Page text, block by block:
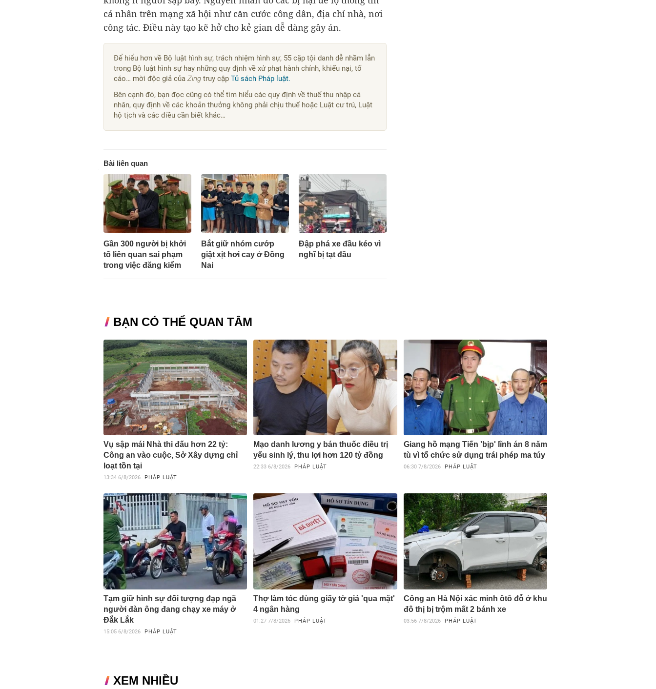
cá nhân trên mạng xã hội như căn cước công dân, địa chỉ nhà, nơi
công tác. Điều này tạo kẽ hở cho kẻ gian dễ dàng gây án.
Để hiểu hơn về Bộ luật hình sự, trách nhiệm hình sự, 55 cặp tội danh dễ nhầm lẫn
trong Bộ luật hình sự hay những quy định về xử phạt hành chính, khiếu nại, tố
cáo… mời độc giả của Zing truy cập Tủ sách Pháp luật.
Bên cạnh đó, bạn đọc cũng có thể tìm hiểu các quy định về thuế thu nhập cá
nhân, quy định về các khoản thưởng không phải chịu thuế hoặc Luật cư trú, Luật
hộ tịch và các điều cần biết khác…
Bài liên quan
Gần 300 người bị khởi
tố liên quan sai phạm
trong việc đăng kiểm
Bắt giữ nhóm cướp
giật xịt hơi cay ở Đồng
Nai
Đập phá xe đầu kéo vì
nghĩ bị tạt đầu
BẠN CÓ THỂ QUAN TÂM
Vụ sập mái Nhà thi đấu hơn 22 tỷ:
Công an vào cuộc, Sở Xây dựng chỉ
loạt tồn tại
13:34 6/8/2026 PHÁP LUẬT
Mạo danh lương y bán thuốc điều trị
yếu sinh lý, thu lợi hơn 120 tỷ đồng
22:33 6/8/2026 PHÁP LUẬT
Giang hồ mạng Tiến 'bịp' lĩnh án 8 năm
tù vì tổ chức sử dụng trái phép ma túy
06:30 7/8/2026 PHÁP LUẬT
Tạm giữ hình sự đối tượng đạp ngã
người đàn ông đang chạy xe máy ở
Đắk Lắk
15:05 6/8/2026 PHÁP LUẬT
Thợ làm tóc dùng giấy tờ giả 'qua mặt'
4 ngân hàng
01:27 7/8/2026 PHÁP LUẬT
Công an Hà Nội xác minh ôtô đỗ ở khu
đô thị bị trộm mất 2 bánh xe
03:56 7/8/2026 PHÁP LUẬT
XEM NHIỀU